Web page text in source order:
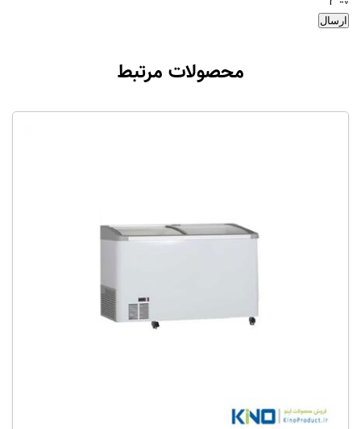
ارسال
محصولات مرتبط